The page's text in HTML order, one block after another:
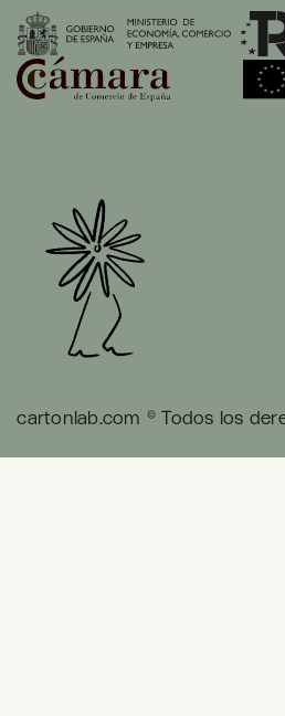
cartonlab.com © Todos los